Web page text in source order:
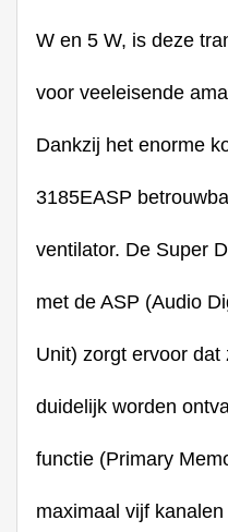
W en 5 W, is deze
voor veeleisende
Dankzij het enorme
3185EASP
ventilator. De Super
met de ASP (Audio
Unit) zorgt ervoor
duidelijk worden
functie (Primary
maximaal vijf